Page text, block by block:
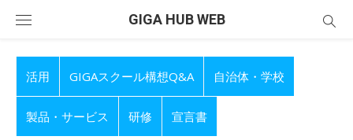
GIGA HUB WEB
活用 GIGAスクール構想Q&A 自治体・学校
製品・サービス 研修 宣言書